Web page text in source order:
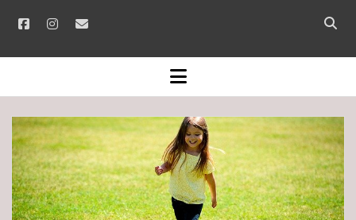
facebookinstagram
email
Open
bar
open
menu